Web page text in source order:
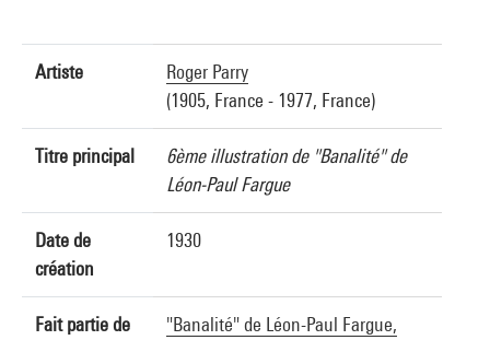
Artiste
Roger Parry
(1905, France - 1977, France)
Titre principal
6ème illustration de "Banalité" de
Léon-Paul Fargue
Date de
création
1930
Fait partie de
"Banalité" de Léon-Paul Fargue,